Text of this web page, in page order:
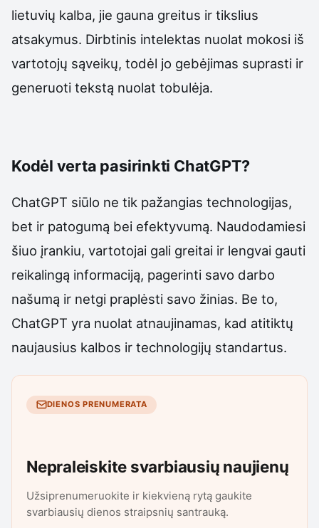
lietuvių kalba, jie gauna greitus ir tikslius
atsakymus. Dirbtinis intelektas nuolat mokosi iš
vartotojų sąveikų, todėl jo gebėjimas suprasti ir
generuoti tekstą nuolat tobulėja.
Kodėl verta pasirinkti ChatGPT?
ChatGPT siūlo ne tik pažangias technologijas,
bet ir patogumą bei efektyvumą. Naudodamiesi
šiuo įrankiu, vartotojai gali greitai ir lengvai gauti
reikalingą informaciją, pagerinti savo darbo
našumą ir netgi praplėsti savo žinias. Be to,
ChatGPT yra nuolat atnaujinamas, kad atitiktų
naujausius kalbos ir technologijų standartus.
DIENOS PRENUMERATA
Nepraleiskite svarbiausių naujienų
Užsiprenumeruokite ir kiekvieną rytą gaukite
svarbiausių dienos straipsnių santrauką.